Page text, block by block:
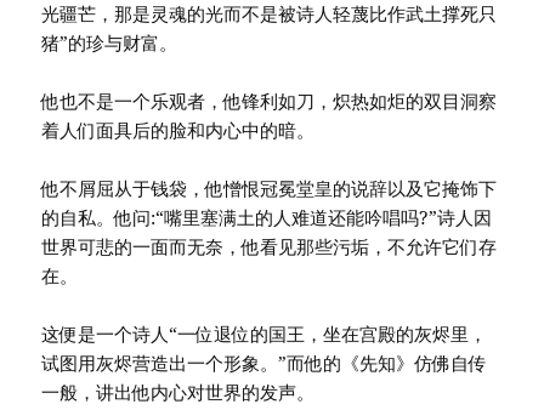
光疆芒，那是灵魂的光而不是被诗人轻蔑比作武土撑死只
猪”的珍与财富。
他也不是一个乐观者，他锋利如刀，炽热如炬的双目洞察
着人们面具后的脸和内心中的暗。
他不屑屈从于钱袋，他憎恨冠冕堂皇的说辞以及它掩饰下
的自私。他问:“嘴里塞满土的人难道还能吟唱吗?”诗人因
世界可悲的一面而无奈，他看见那些污垢，不允许它们存
在。
这便是一个诗人“一位退位的国王，坐在宫殿的灰烬里，
试图用灰烬营造出一个形象。”而他的《先知》仿佛自传
一般，讲出他内心对世界的发声。